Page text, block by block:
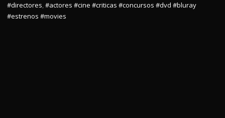
#directores,#actores #cine #criticas #concursos #dvd #bluray
#estrenos #movies